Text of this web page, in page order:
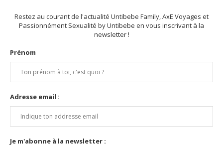
Restez au courant de l'actualité Untibebe Family, AxE Voyages et
Passionnément Sexualité by Untibebe en vous inscrivant à la
newsletter !
Prénom
Adresse email :
Je m'abonne à la newsletter :